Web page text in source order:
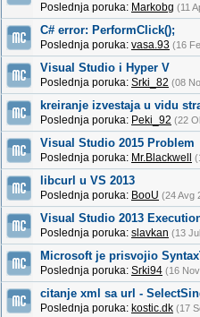
Poslednja poruka: Markobg (11
C# error: PerformClick();
Poslednja poruka: vasa.93 (16
Visual Studio i Hyper V
Poslednja poruka: Srki_82 (08
kreiranje izvestaja u vidu
Poslednja poruka: Peki_92 (22
Visual Studio 2015 Problem
Poslednja poruka: Mr.Blackwell
libcurl u VS 2013
Poslednja poruka: BooU (24 Avg
Visual Studio 2013
Poslednja poruka: slavkan (13
Microsoft je prisvojio
Poslednja poruka: Srki94 (16
citanje xml sa url -
Poslednja poruka: kostic.dk (17